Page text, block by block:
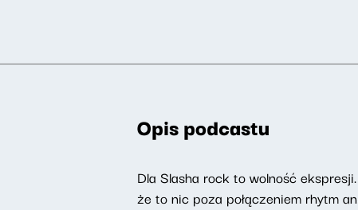
Opis podcastu
Dla Slasha rock to wolność
że to nic poza połączeniem rhytm